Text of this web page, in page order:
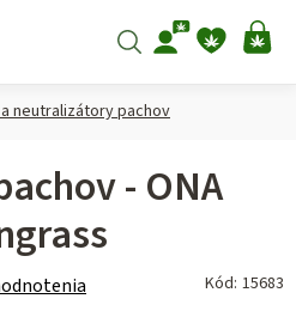
Hľadať
neutralizátory pachov
- ONA
Kód: 15683